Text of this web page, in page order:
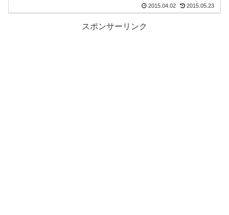
2015.04.02 2015.05.23
スポンサーリンク